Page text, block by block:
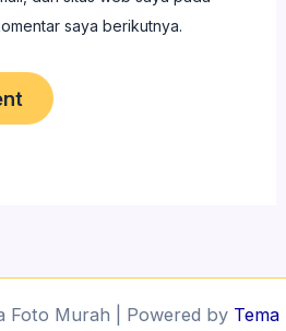
saya berikutnya.
Murah | Powered by Tema